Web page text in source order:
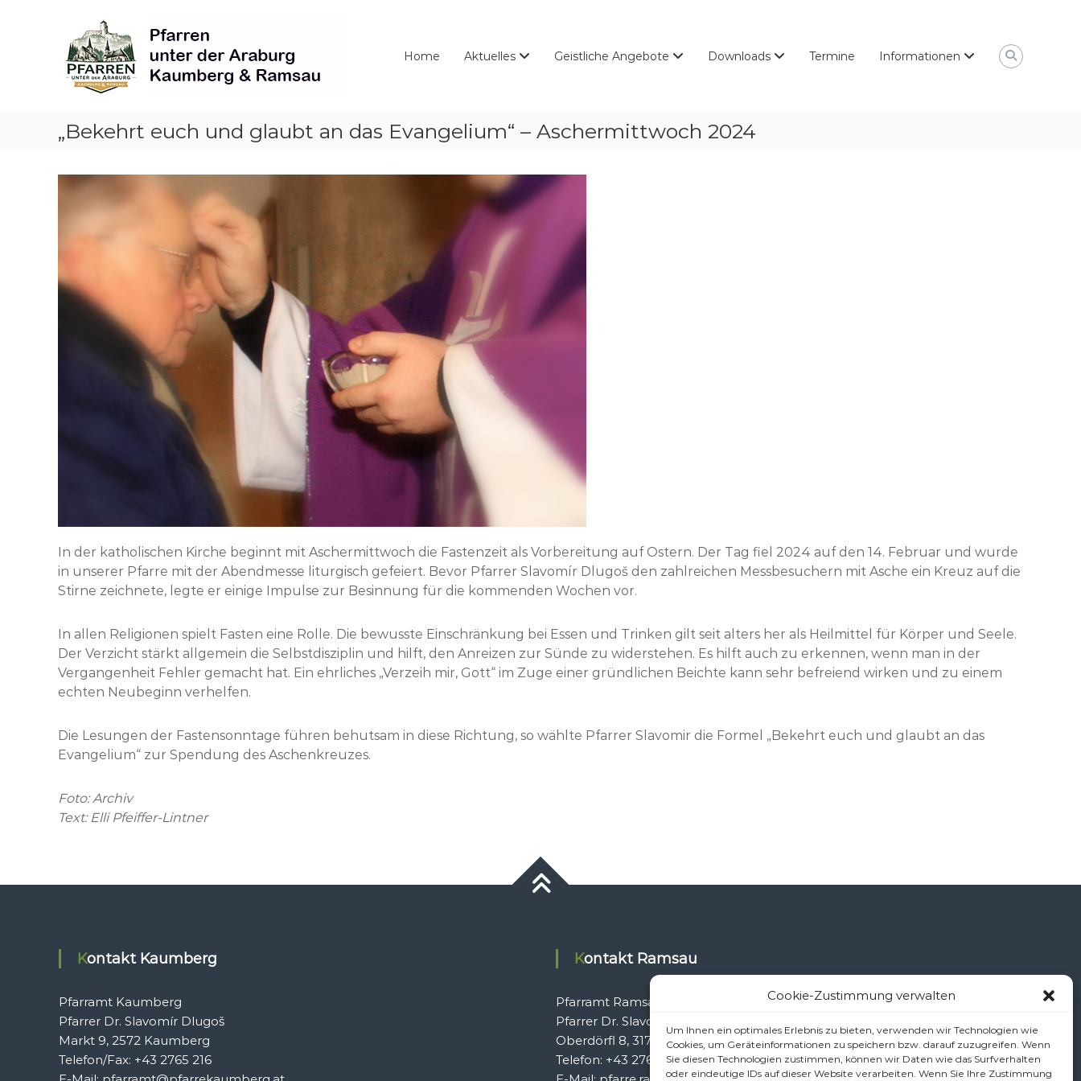
Cookie-Zustimmung verwalten
Um Ihnen ein optimales Erlebnis zu bieten, verwenden wir Technologien wie
Cookies, um Geräteinformationen zu speichern bzw. darauf zuzugreifen. Wenn
Sie diesen Technologien zustimmen, können wir Daten wie das Surfverhalten
oder eindeutige IDs auf dieser Website verarbeiten. Wenn Sie Ihre Zustimmung
Pfarren
unter
derAraburg
in
Kaumberg
Home Aktuelles Geistliche Angebote Downloads Termine Informationen
„Bekehrt euch und glaubt an das Evangelium“ – Aschermittwoch 2024
In der katholischen Kirche beginnt mit Aschermittwoch die Fastenzeit als Vorbereitung auf Ostern. Der Tag fiel 2024 auf den 14. Februar und wurde
in unserer Pfarre mit der Abendmesse liturgisch gefeiert. Bevor Pfarrer Slavomír Dlugoš den zahlreichen Messbesuchern mit Asche ein Kreuz auf die
Stirne zeichnete, legte er einige Impulse zur Besinnung für die kommenden Wochen vor.
In allen Religionen spielt Fasten eine Rolle. Die bewusste Einschränkung bei Essen und Trinken gilt seit alters her als Heilmittel für Körper und Seele.
Der Verzicht stärkt allgemein die Selbstdisziplin und hilft, den Anreizen zur Sünde zu widerstehen. Es hilft auch zu erkennen, wenn man in der
Vergangenheit Fehler gemacht hat. Ein ehrliches „Verzeih mir, Gott“ im Zuge einer gründlichen Beichte kann sehr befreiend wirken und zu einem
echten Neubeginn verhelfen.
Die Lesungen der Fastensonntage führen behutsam in diese Richtung, so wählte Pfarrer Slavomir die Formel „Bekehrt euch und glaubt an das
Evangelium“ zur Spendung des Aschenkreuzes.
Foto: Archiv
Text: Elli Pfeiffer-Lintner
Kontakt Kaumberg
Pfarramt Kaumberg
Pfarrer Dr. Slavomír Dlugoš
Markt 9, 2572 Kaumberg
Telefon/Fax: +43 2765 216
Kontakt Ramsau
Pfarramt Ramsau
Pfarrer Dr. Slavomír Dlugoš
Oberdörfl 8, 3172 Ramsau
Telefon: +43 2764 8240